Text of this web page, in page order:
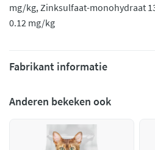
mg/kg, Zinksulfaat-monohydraat
0.12 mg/kg
Fabrikant informatie
Anderen bekeken ook